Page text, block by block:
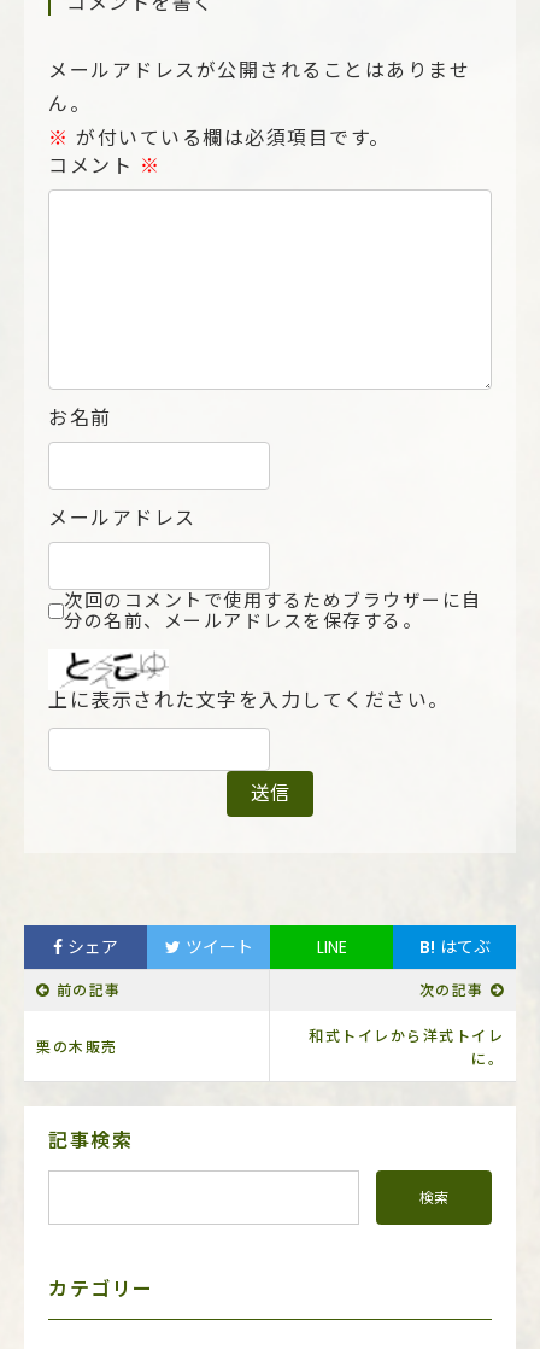
メールアドレスが公開されることはありませ
ん。
※ が付いている欄は必須項目です。
コメント ※
お名前
メールアドレス
次回のコメントで使用するためブラウザーに自
分の名前、メールアドレスを保存する。
上に表示された文字を入力してください。
シェア ツイート LINE B! はてぶ
前の記事
栗の木販売
次の記事
和式トイレから洋式トイレ
に。
サ
ニ
記事検索
カテゴリー